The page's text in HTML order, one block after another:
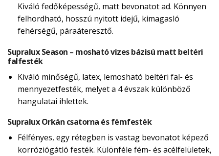
Kiváló fedőképességű, matt bevonatot ad. Könnyen
felhordható, hosszú nyitott idejű, kimagasló
fehérségű, páraáteresztő.
Supralux Season – mosható vizes bázisú matt beltéri
falfesték
Kiváló minőségű, latex, lemosható beltéri fal- és
mennyezetfesték, melyet a 4 évszak különböző
hangulatai ihlettek.
Supralux Orkán csatorna és fémfesték
Félfényes, egy rétegben is vastag bevonatot képező
korróziógátló festék. Különféle fém- és acélfelületek,